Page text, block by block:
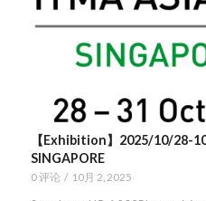
【Exhibition】2025/10/28-
SINGAPORE
0 评论 / 10月 2, 2025